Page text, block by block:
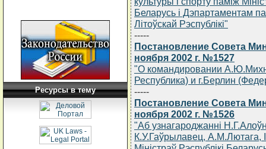
Ресурсы в тему
Беларусь i Дэпартаментам
Лiтоўскай Рэспублiкi"
-----
Постановление Совета
ноября 2002 г. №1527
"О командировании
Республика) и г.Берлин
-----
Постановление Совета
ноября 2002 г. №1526
"Аб узнагароджаннi
К.У.Гаўрылавец, А.М.Лютага,